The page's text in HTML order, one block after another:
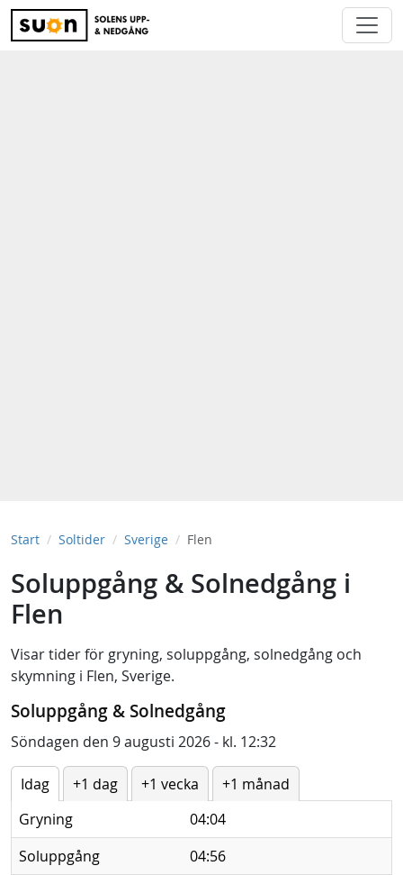
Start Soltider Sverige Flen
Soluppgång & Solnedgång i
Flen
Visar tider för gryning, soluppgång, solnedgång och
skymning i Flen, Sverige.
Soluppgång & Solnedgång
Söndagen den 9 augusti 2026 - kl. 12:32
Idag +1 dag +1 vecka
+1 månad
Gryning
04:04
Soluppgång
04:56